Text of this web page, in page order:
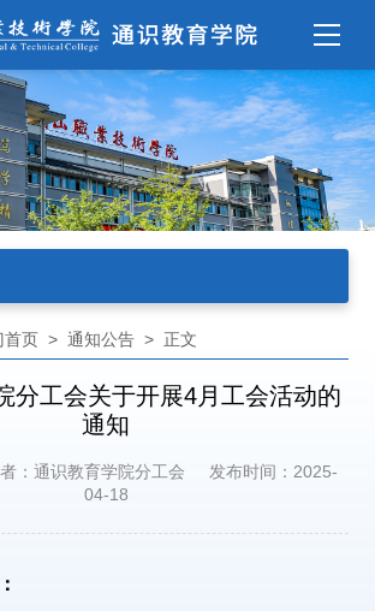
首页 >通知公告 > 正文
分工会关于开展4月工会活动的
通知
：通识教育学院分工会
发布时间：2025-
04-18